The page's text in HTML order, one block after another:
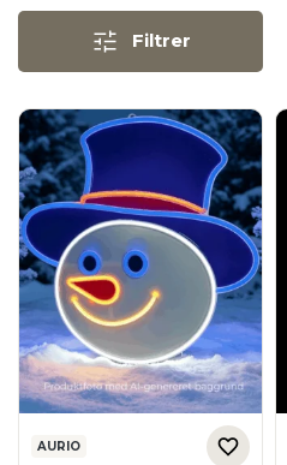
Filtrer
AURIO